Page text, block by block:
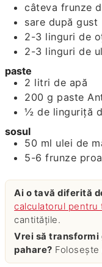
câteva frunze
sare după gust
2-3 linguri de
2-3 linguri de
paste
2 litri de apă
200 g paste
½ de linguriţă
sosul
50 ml ulei de
5-6 frunze
Ai o tavă diferită
calculatorul pentru
cantitățile.
Vrei să transformi gramele în linguri, căni sau
pahare? Folosește